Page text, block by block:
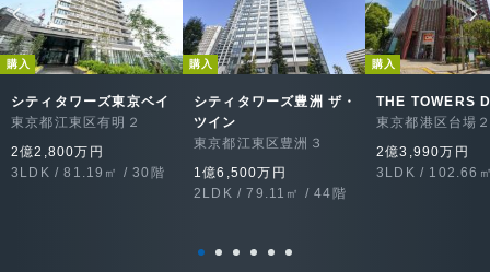
購入
シティタワーズ東京ベイ
東京都江東区有明２
2億2,800万円
3LDK / 81.19㎡ / 30階
購入
シティタワーズ豊洲 ザ・
ツイン
東京都江東区豊洲３
1億6,500万円
2LDK / 79.11㎡ / 44階
購入
THE TOWERS
東京都港区台場
2億3,990万円
3LDK / 102.66